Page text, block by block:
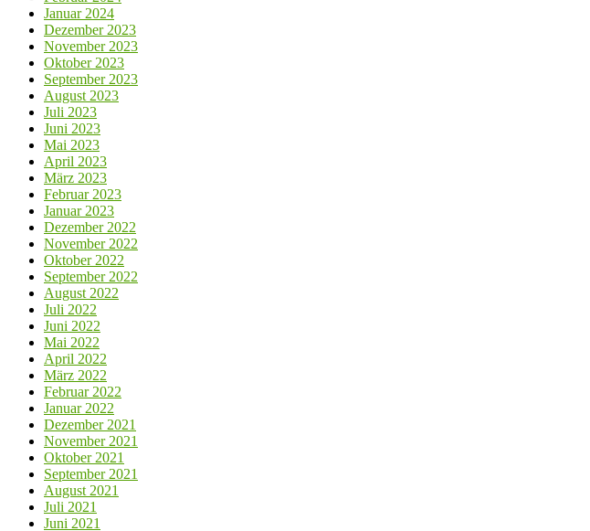
Januar 2024
Dezember 2023
November 2023
Oktober 2023
September 2023
August 2023
Juli 2023
Juni 2023
Mai 2023
April 2023
März 2023
Februar 2023
Januar 2023
Dezember 2022
November 2022
Oktober 2022
September 2022
August 2022
Juli 2022
Juni 2022
Mai 2022
April 2022
März 2022
Februar 2022
Januar 2022
Dezember 2021
November 2021
Oktober 2021
September 2021
August 2021
Juli 2021
Juni 2021